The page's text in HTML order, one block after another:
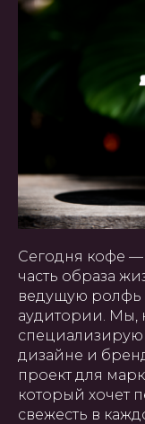
Сегодня кофе —
часть образа
ведущую ролфь
аудитории. Мы,
дизайне и
проект для
который хочет
свежесть в